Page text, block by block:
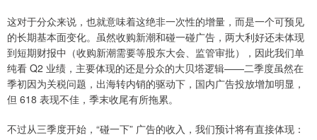
这对于分众来说，也就意味着这绝非一次性的增量，而是一个可预见
的长期基本面变化。虽然收购新潮和碰一碰广告，两大利好还未体现
到短期财报中（收购新潮需要等股东大会、监管审批），因此我们单
纯看 Q2 业绩，主要体现的还是分众的大贝塔逻辑——二季度虽然在
季初因为关税问题，出海转内销的驱动下，国内广告投放增加明显，
但 618 表现不佳，季末收尾有所拖累。
不过从三季度开始，“碰一下” 广告的收入，我们预计将有直接体现：